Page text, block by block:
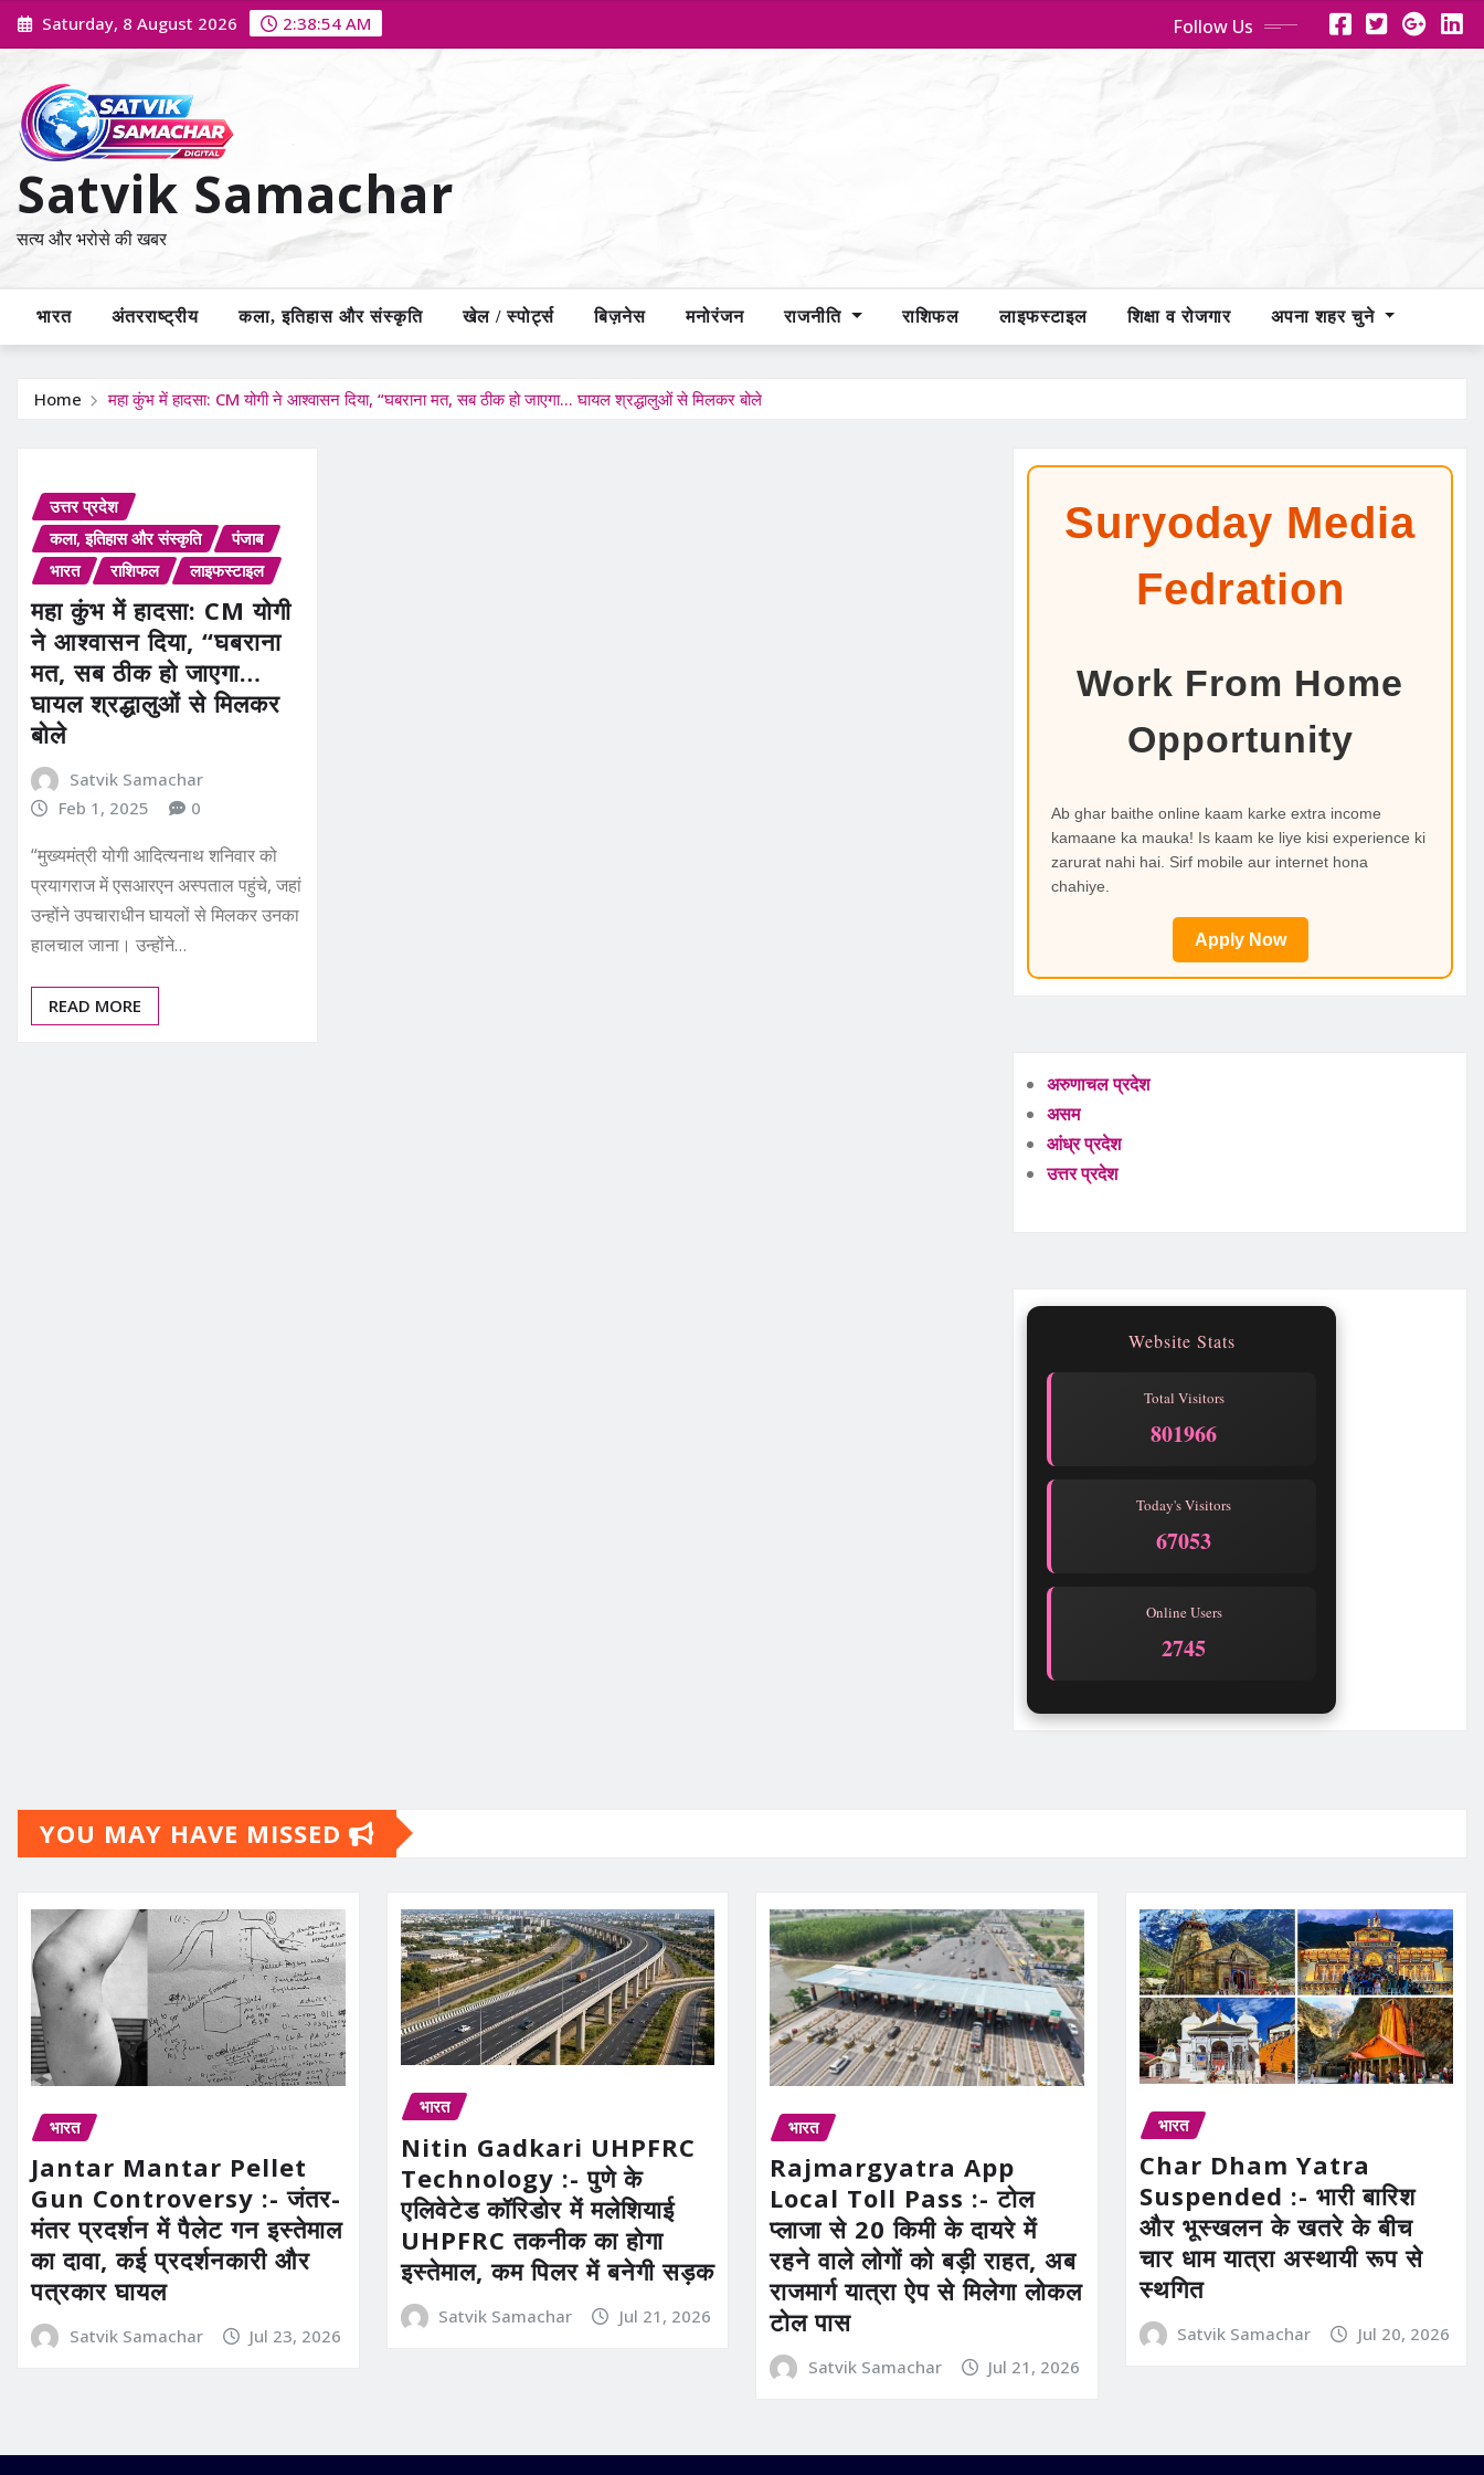
Skip
to
Saturday, 8 August 2026 2:38:55 AM Follow Us
Satvik Samachar
सत्य और भरोसे की खबर
भारत अंतरराष्ट्रीय कला, इतिहास और संस्कृति खेल / स्पोर्ट्स बिज़नेस मनोरंजन राजनीति राशिफल लाइफस्टाइल शिक्षा व रोजगार अपना शहर चुने
Home महा कुंभ में हादसा: CM योगी ने आश्वासन दिया, “घबराना मत, सब ठीक हो जाएगा… घायल श्रद्धालुओं से मिलकर बोले
उत्तर प्रदेश
कला, इतिहास और संस्कृति
पंजाब
भारत
राशिफल लाइफस्टाइल
महा कुंभ में हादसा: CM योगी
ने आश्वासन दिया, “घबराना
मत, सब ठीक हो जाएगा…
घायल श्रद्धालुओं से मिलकर
बोले
Satvik Samachar
Feb 1, 2025
0
“मुख्यमंत्री योगी आदित्यनाथ शनिवार को
प्रयागराज में एसआरएन अस्पताल पहुंचे, जहां
उन्होंने उपचाराधीन घायलों से मिलकर उनका
हालचाल जाना। उन्होंने…
READ MORE
Suryoday Media
Fedration
Work From Home
Opportunity
Ab ghar baithe online kaam karke extra income
kamaane ka mauka! Is kaam ke liye kisi experience ki
zarurat nahi hai. Sirf mobile aur internet hona
chahiye.
Apply Now
अरुणाचल प्रदेश
असम
आंध्र प्रदेश
उत्तर प्रदेश
Website Stats
Total Visitors
801966
Today's Visitors
67053
Online Users
2745
YOU MAY HAVE MISSED
भारत
Jantar Mantar Pellet
Gun Controversy :- जंतर-
मंतर प्रदर्शन में पैलेट गन इस्तेमाल
का दावा, कई प्रदर्शनकारी और
पत्रकार घायल
Satvik Samachar Jul 23, 2026
भारत
Nitin Gadkari UHPFRC
Technology :- पुणे के
एलिवेटेड कॉरिडोर में मलेशियाई
UHPFRC तकनीक का होगा
इस्तेमाल, कम पिलर में बनेगी सड़क
Satvik Samachar Jul 21, 2026
भारत
Rajmargyatra App
Local Toll Pass :- टोल
प्लाजा से 20 किमी के दायरे में
रहने वाले लोगों को बड़ी राहत, अब
राजमार्ग यात्रा ऐप से मिलेगा लोकल
टोल पास
Satvik Samachar Jul 21, 2026
भारत
Char Dham Yatra
Suspended :- भारी बारिश
और भूस्खलन के खतरे के बीच
चार धाम यात्रा अस्थायी रूप से
स्थगित
Satvik Samachar Jul 20, 2026